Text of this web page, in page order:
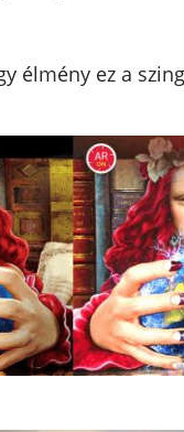
élmény ez a